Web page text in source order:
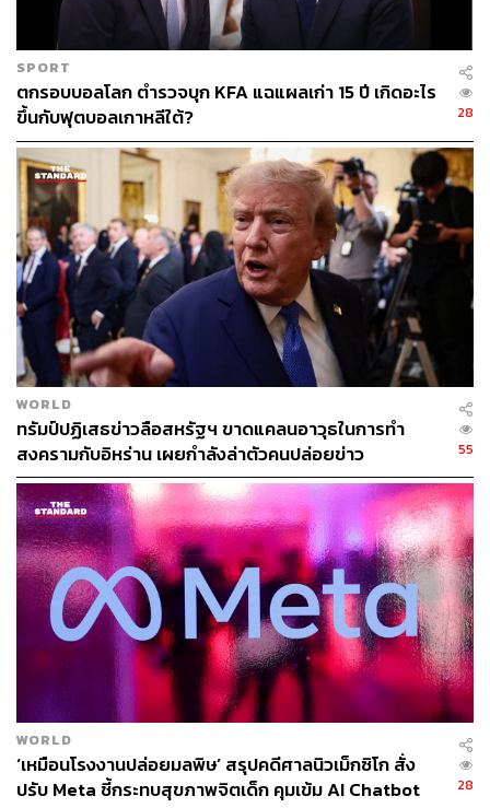
มาตรการภาษี (Tariff Barriers) เนื่องจากประเทศไทย
เก็บอัตราภาษีสินค้านำเข้าจากสหรัฐฯ สูงกว่าที่สหรัฐฯ
เก็บจากสินค้าไทยมาตั้งแต่ก่อนยุคประธานาธิบดีทรัมป์
แล้ว โดยเฉพาะอย่างยิ่งในภาคการเกษตร เช่น เนื้อสัตว์
ธัญพืช และผลิตภัณฑ์ทางการเกษตรต่าง ๆ ซึ่งบาง
รายการอาจถูกเก็บภาษีสูงถึง 30-50%
มาตรการที่มิใช่ภาษี (Non-Tariff Barriers ตัวอย่างเช่น
การขอใบอนุญาตนำเข้า (Import Licensing) ขั้นตอน
การปฏิบัติที่อาจนำไปสู่การคอร์รัปชันหรือความล่าช้า
ซึ่งทำให้ต้นทุนการค้าสูงขึ้น มาตรการสุขอนามัยและ
สุขอนามัยพืช (Sanitary and Phytosanitary – SPS)
โดยเฉพาะอย่างยิ่งมาตรการที่เกี่ยวข้องกับเนื้อหมู ซึ่ง
ไทยอ้างว่ามีสารเร่งเนื้อแดงตกค้างอยู่ และสหรัฐฯ
ต้องการให้ไทยระบุว่าระดับสารที่ไทยยอมรับได้อยู่ที่
เท่าไหร่ แต่ไทยยังไม่ได้แจ้งกลับ ทำให้การนำเข้าเนื้อ
หมูจากสหรัฐฯ ถูกแบน
ดังนั้น ดร.พิพัฒน์จึงตั้งสังเกตว่า “ภาคส่วนที่อ่อนไหวและขัด
แย้งของไทยกับสหรัฐฯ น่าจะเป็น ‘ภาคการเกษตร’ เป็นหลัก
โดยเฉพาะอย่างยิ่ง ข้าวโพด ถั่วเหลือง เนื้อหมู เนื้อไก่ เป็นต้น”
สหรัฐฯ กำลังบีบไทย ‘ให้เลือก’ ระหว่างภาค
อุตสาหกรรม vs. ภาคเกษตร
ดร.พิพัฒน์ วิเคราะห์อีกว่า ดูเหมือนว่า สหรัฐฯ กำลังบีบบังคับ
ให้ประเทศไทยต้องเลือกระหว่าง (1) ภาคอุตสาหกรรม ภาค
การส่งออก และภาคการลงทุน กับ (2) ภาคเศรษฐกิจที่มี
ความอ่อนไหวสูงอย่างเช่น ภาคเกษตรกรรมและอาหาร
SPORT
ตกรอบบอลโลก ตำรวจบุก KFA แฉแผลเก่า 15 ปี เกิดอะไร
ขึ้นกับฟุตบอลเกาหลีใต้?
28
WORLD
ทรัมป์ปฏิเสธข่าวลือสหรัฐฯ ขาดแคลนอาวุธในการทำ
สงครามกับอิหร่าน เผยกำลังล่าตัวคนปล่อยข่าว
55
WORLD
‘เหมือนโรงงานปล่อยมลพิษ’ สรุปคดีศาลนิวเม็กซิโก สั่ง
ปรับ Meta ชี้กระทบสุขภาพจิตเด็ก คุมเข้ม AI Chatbot
28